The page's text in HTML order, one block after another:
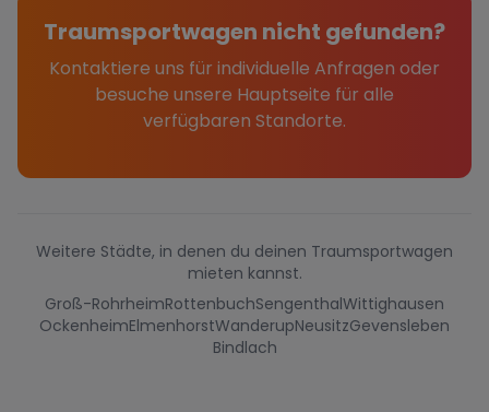
Traumsportwagen nicht gefunden?
Kontaktiere uns für individuelle Anfragen oder
besuche unsere Hauptseite für alle
verfügbaren Standorte.
Weitere Städte, in denen du deinen Traumsportwagen
mieten kannst.
Groß-RohrheimRottenbuchSengenthalWittighausen
OckenheimElmenhorstWanderupNeusitzGevensleben
Bindlach